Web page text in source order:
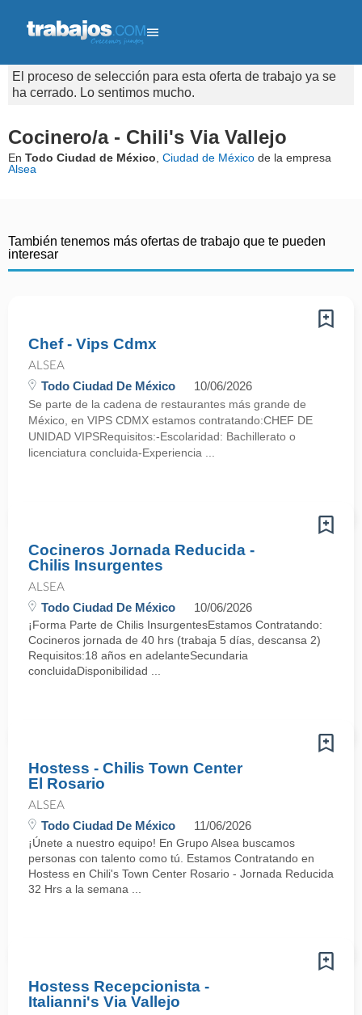
El proceso de selección para esta oferta de trabajo ya se
ha cerrado. Lo sentimos mucho.
Cocinero/a - Chili's Via Vallejo
En Todo Ciudad de México Ciudad de México de la empresa
Alsea
También tenemos más ofertas de trabajo que te pueden
interesar
Chef - Vips Cdmx
ALSEA
Todo Ciudad De México 10/06/2026
Se parte de la cadena de restaurantes más grande de
México, en VIPS CDMX estamos contratando:CHEF DE
UNIDAD VIPSRequisitos:-Escolaridad: Bachillerato o
licenciatura concluida-Experiencia ...
Cocineros Jornada Reducida -
Chilis Insurgentes
ALSEA
Todo Ciudad De México 10/06/2026
¡Forma Parte de Chilis InsurgentesEstamos Contratando:
Cocineros jornada de 40 hrs (trabaja 5 días, descansa 2)
Requisitos:18 años en adelanteSecundaria
concluidaDisponibilidad ...
Hostess - Chilis Town Center
El Rosario
ALSEA
Todo Ciudad De México 11/06/2026
¡Únete a nuestro equipo! En Grupo Alsea buscamos
personas con talento como tú. Estamos Contratando en
Hostess en Chili's Town Center Rosario - Jornada Reducida
32 Hrs a la semana ...
Hostess Recepcionista -
Italianni's Via Vallejo